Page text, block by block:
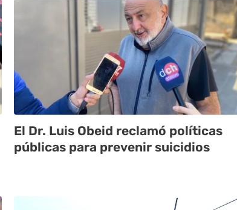
El Dr. Luis Obeid reclamó políticas
públicas para prevenir suicidios